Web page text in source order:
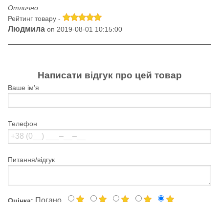
Отлично
Рейтинг товару -
Людмила on 2019-08-01 10:15:00
Написати відгук про цей товар
Ваше ім'я
Телефон
Питання/відгук
Погано